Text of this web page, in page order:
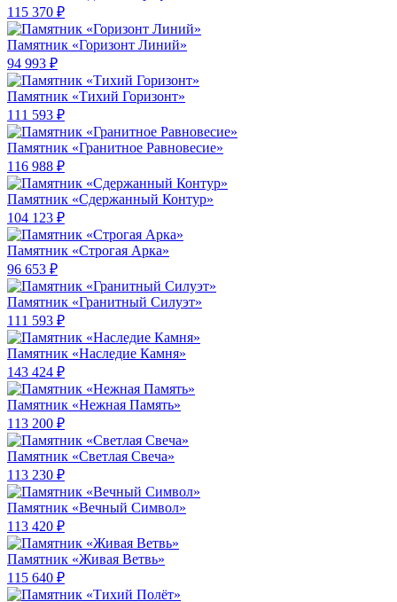
115 370 ₽
Памятник «Горизонт Линий»
94 993 ₽
Памятник «Тихий Горизонт»
111 593 ₽
Памятник «Гранитное Равновесие»
116 988 ₽
Памятник «Сдержанный Контур»
104 123 ₽
Памятник «Строгая Арка»
96 653 ₽
Памятник «Гранитный Силуэт»
111 593 ₽
Памятник «Наследие Камня»
143 424 ₽
Памятник «Нежная Память»
113 200 ₽
Памятник «Светлая Свеча»
113 230 ₽
Памятник «Вечный Символ»
113 420 ₽
Памятник «Живая Ветвь»
115 640 ₽